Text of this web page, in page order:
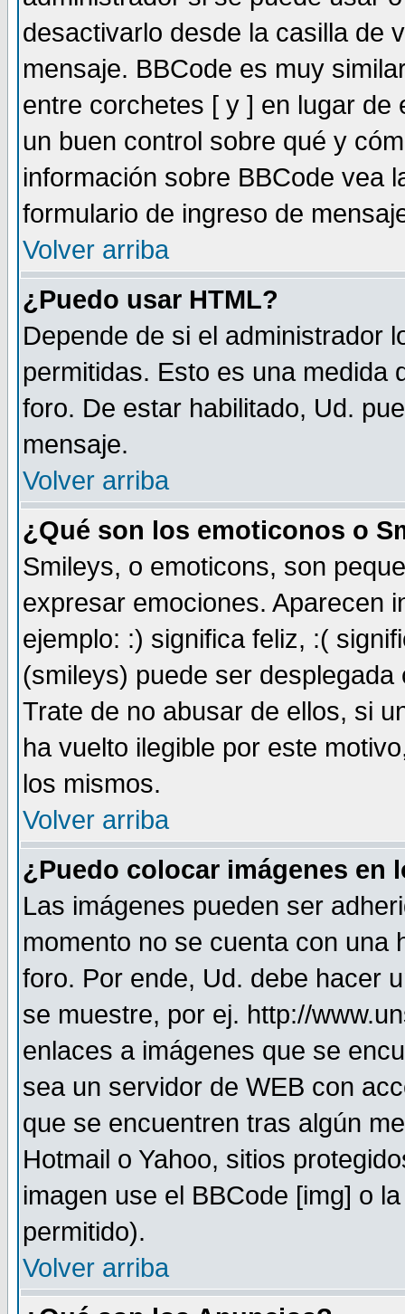
desactivarlo desde la casilla de
mensaje. BBCode es muy
entre corchetes [ y ] en lugar
un buen control sobre qué y
información sobre BBCode vea
formulario de ingreso de
Volver arriba
¿Puedo usar HTML?
Depende de si el administrador
permitidas. Esto es una medida
foro. De estar habilitado, Ud.
mensaje.
Volver arriba
¿Qué son los emoticonos o
Smileys, o emoticons, son
expresar emociones. Aparecen
ejemplo: :) significa feliz, :(
(smileys) puede ser
Trate de no abusar de ellos, si
ha vuelto ilegible por este
los mismos.
Volver arriba
¿Puedo colocar imágenes en
Las imágenes pueden ser
momento no se cuenta con una
foro. Por ende, Ud. debe hacer
se muestre, por ej. http://
enlaces a imágenes que se
sea un servidor de WEB con
que se encuentren tras algún
Hotmail o Yahoo, sitios
imagen use el BBCode [img] o
permitido).
Volver arriba